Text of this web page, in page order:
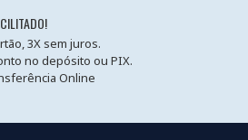
3X sem juros.
no depósito ou PIX.
Online